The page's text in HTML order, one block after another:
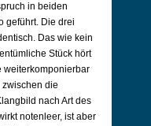
in beiden
geführt. Die drei
Das wie kein
Stück hört
weiterkomponierbar
die
nach Art des
notenleer, ist aber